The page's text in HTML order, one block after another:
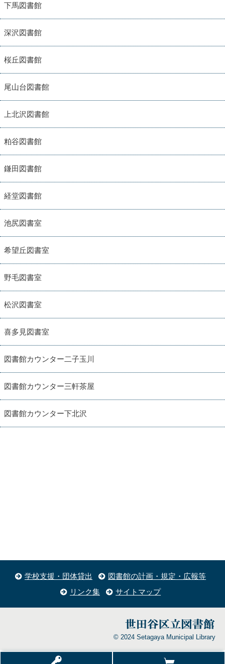
下馬図書館
深沢図書館
桜丘図書館
尾山台図書館
上北沢図書館
粕谷図書館
鎌田図書館
経堂図書館
池尻図書室
希望丘図書室
野毛図書室
松沢図書室
喜多見図書室
図書館カウンター二子玉川
図書館カウンター三軒茶屋
図書館カウンター下北沢
学校支援・団体貸出
図書館の計画・規定・広報等
リンク集
サイトマップ
© 2024 Setagaya Municipal Library